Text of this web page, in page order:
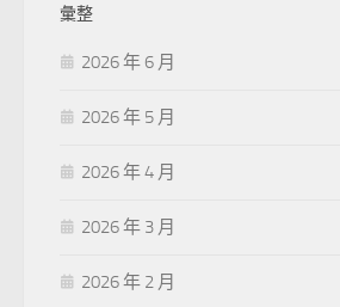
字:
彙整
2026 年 6 月
2026 年 5 月
2026 年 4 月
2026 年 3 月
2026 年 2 月